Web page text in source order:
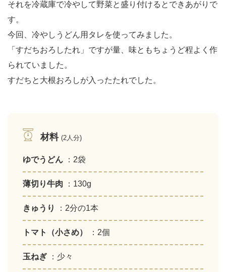
それを冷蔵庫で冷やして野菜と盛り付けるとできあがりで
す。
今回、冷やしうどん用タレを使ってみました。
「すだちおろしたれ」ですが量、味ともちょうど程よく作
られていました。
すだちと大根おろしが入ったたれでした。
材料 (2人分)
ゆでうどん ：2袋
薄切り牛肉 ：130g
きゅうり ：2分の1本
トマト（小さめ） ：2個
玉ねぎ ：少々